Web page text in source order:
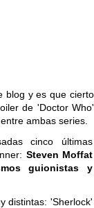
blog y es que cierto
de 'Doctor Who'
ambas series.
cinco últimas
Steven Moffat
guionistas y
distintas: 'Sherlock'